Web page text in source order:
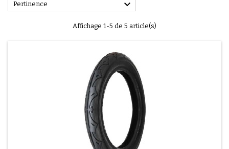
Pertinence 
Affichage 1-5 de 5 article(s)